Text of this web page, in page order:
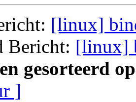
[linux]
Bericht: [linux]
gesorteerd
]